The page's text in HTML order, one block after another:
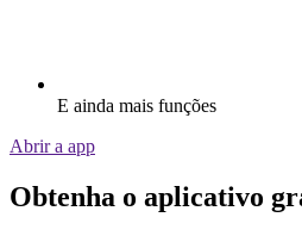
E ainda mais funções
Abrir a app
Obtenha o aplicativo